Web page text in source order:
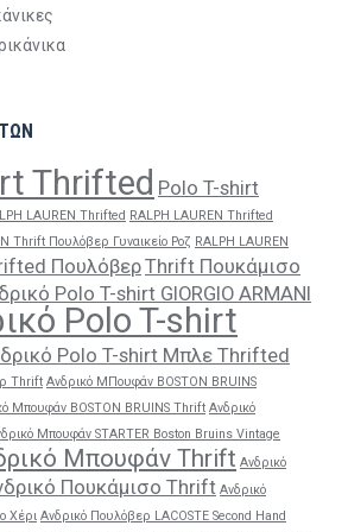
Thrifted Polo T-shirt
LAUREN Thrifted RALPH LAUREN Thrifted
Thrift Πουλόβερ Γυναικείο Ροζ RALPH LAUREN
ΠουλόβερThrift Πουκάμισο
Polo T-shirt GIORGIO ARMANI
Polo T-shirt
Polo T-shirt Μπλε Thrifted
Thrift Ανδρικό ΜΠουφάν BOSTON BRUINS
Μπουφάν BOSTON BRUINS Thrift Ανδρικό
Μπουφάν STARTER Boston Bruins Vintage
Μπουφάν Thrift Ανδρικό
Πουκάμισο Thrift Ανδρικό
Χέρι Ανδρικό Πουλόβερ LACOSTE Second Hand